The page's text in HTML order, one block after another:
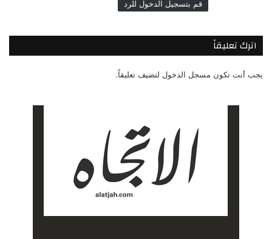
قم بتسجيل الدخول للرد
اترك تعليقاً
يجب أنت تكون مسجل الدخول لتضيف تعليقاً.